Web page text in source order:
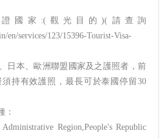
國家:(觀光目的)(請查詢
en/services/123/15396-Tourist-Visa-
日本、歐洲聯盟國家及之護照者，前
持有效護照，最長可於泰國停留30
：
Region,People's Republic